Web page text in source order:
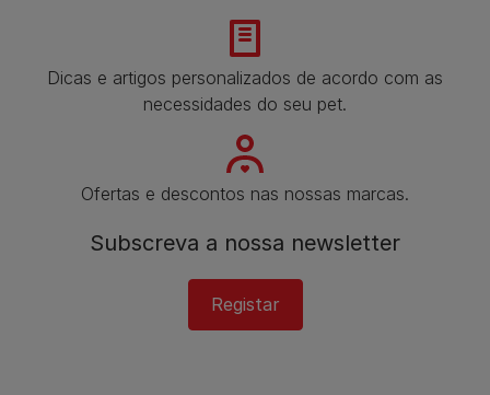
Dicas e artigos personalizados de acordo com as
necessidades do seu pet.
Ofertas e descontos nas nossas marcas.
Subscreva a nossa newsletter​
Registar